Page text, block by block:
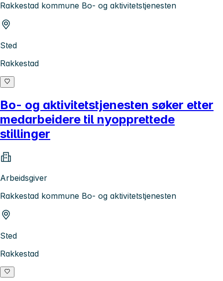
Rakkestad kommune Bo- og aktivitetstjenesten
Sted
Rakkestad
Bo- og aktivitetstjenesten søker etter
medarbeidere til nyopprettede
stillinger
Arbeidsgiver
Rakkestad kommune Bo- og aktivitetstjenesten
Sted
Rakkestad